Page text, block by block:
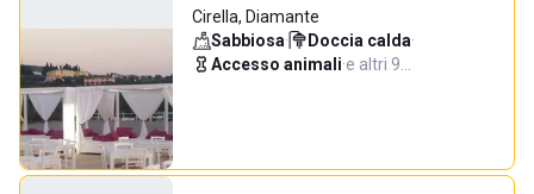
Cirella, Diamante
Sabbiosa· Doccia calda·
Accesso animali·e altri 9…